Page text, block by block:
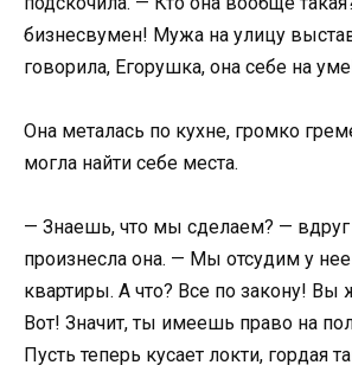
бизнесвумен! Мужа на улицу
говорила, Егорушка, она себе на
Она металась по кухне, громко
могла найти себе места.
— Знаешь, что мы сделаем? —
произнесла она. — Мы отсудим у
квартиры. А что? Все по закону! Вы
Вот! Значит, ты имеешь право на
Пусть теперь кусает локти, гордая